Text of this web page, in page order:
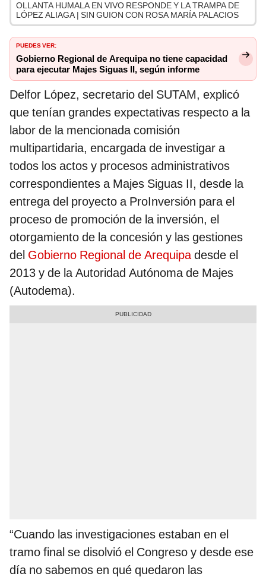
OLLANTA HUMALA EN VIVO RESPONDE Y LA TRAMPA DE
LÓPEZ ALIAGA | SIN GUION CON ROSA MARÍA PALACIOS
PUEDES VER:
Gobierno Regional de Arequipa no tiene capacidad
para ejecutar Majes Siguas II, según informe
Delfor López, secretario del SUTAM, explicó
que tenían grandes expectativas respecto a la
labor de la mencionada comisión
multipartidaria, encargada de investigar a
todos los actos y procesos administrativos
correspondientes a Majes Siguas II, desde la
entrega del proyecto a ProInversión para el
proceso de promoción de la inversión, el
otorgamiento de la concesión y las gestiones
del Gobierno Regional de Arequipadesde el
2013 y de la Autoridad Autónoma de Majes
(Autodema).
“Cuando las investigaciones estaban en el
tramo final se disolvió el Congreso y desde ese
día no sabemos en qué quedaron las